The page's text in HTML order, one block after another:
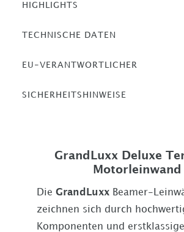
HIGHLIGHTS
TECHNISCHE DATEN
EU-VERANTWORTLICHER
SICHERHEITSHINWEISE
GrandLuxx Deluxe
Motorleinwand
Die GrandLuxx Beamer-
zeichnen sich durch
Komponenten und erstklassige